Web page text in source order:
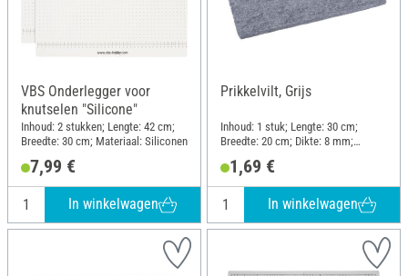
VBS Onderlegger voor
knutselen "Silicone"
Inhoud: 2 stukken; Lengte: 42 cm;
Breedte: 30 cm; Materiaal: Siliconen
7,99 €
In winkelwagen
Prikkelvilt, Grijs
Inhoud: 1 stuk; Lengte: 30 cm;
Breedte: 20 cm; Dikte: 8 mm;
1,69 €
In winkelwagen